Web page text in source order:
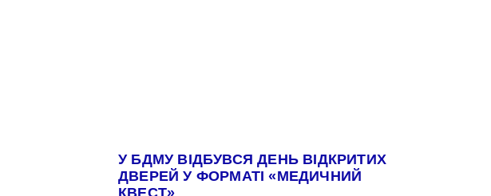
У БДМУ ВІДБУВСЯ ДЕНЬ ВІДКРИТИХ
ДВЕРЕЙ У ФОРМАТІ «МЕДИЧНИЙ
КВЕСТ»